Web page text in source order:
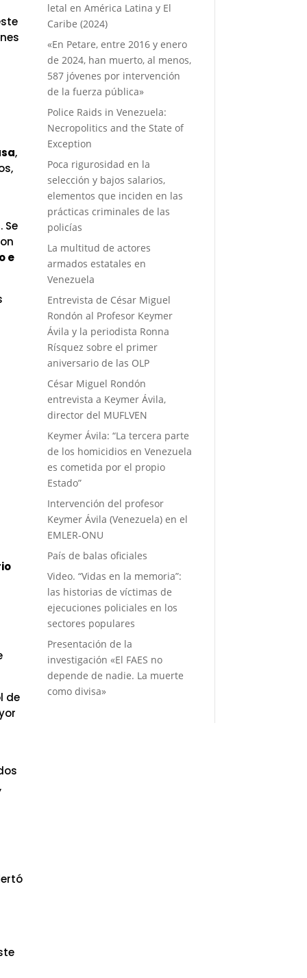
,
Se
e
de
letal en América Latina y El
Caribe (2024)
«En Petare, entre 2016 y enero
de 2024, han muerto, al menos,
587 jóvenes por intervención
de la fuerza pública»
Police Raids in Venezuela:
Necropolitics and the State of
Exception
Poca rigurosidad en la
selección y bajos salarios,
elementos que inciden en las
prácticas criminales de las
policías
La multitud de actores
armados estatales en
Venezuela
Entrevista de César Miguel
Rondón al Profesor Keymer
Ávila y la periodista Ronna
Rísquez sobre el primer
aniversario de las OLP
César Miguel Rondón
entrevista a Keymer Ávila,
director del MUFLVEN
Keymer Ávila: “La tercera parte
de los homicidios en Venezuela
es cometida por el propio
Estado”
Intervención del profesor
Keymer Ávila (Venezuela) en el
EMLER-ONU
País de balas oficiales
Video. “Vidas en la memoria”:
las historias de víctimas de
ejecuciones policiales en los
sectores populares
Presentación de la
investigación «El FAES no
depende de nadie. La muerte
como divisa»